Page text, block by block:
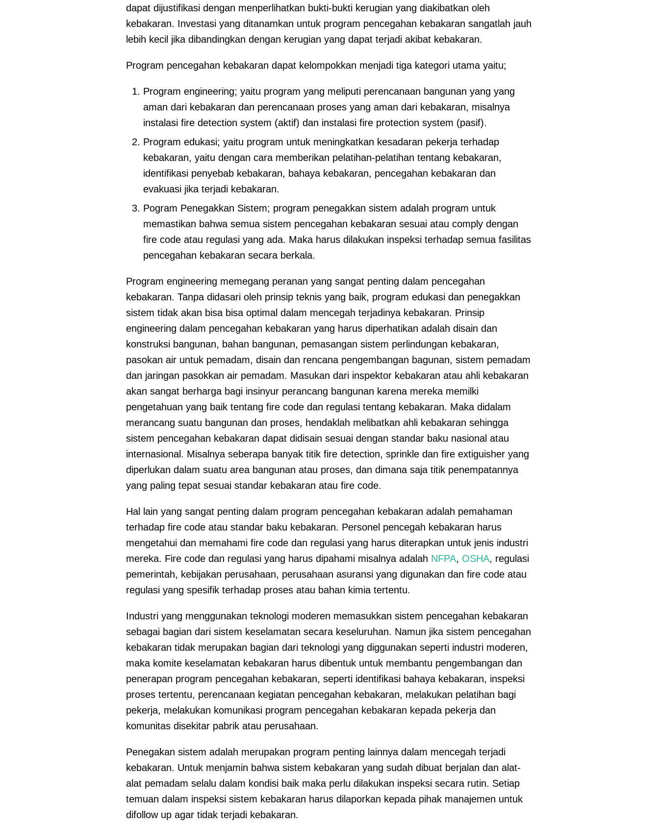
dapat dijustifikasi dengan menperlihatkan bukti-bukti kerugian yang diakibatkan oleh
kebakaran. Investasi yang ditanamkan untuk program pencegahan kebakaran sangatlah jauh
lebih kecil jika dibandingkan dengan kerugian yang dapat terjadi akibat kebakaran.
Program pencegahan kebakaran dapat kelompokkan menjadi tiga kategori utama yaitu;
Program engineering; yaitu program yang meliputi perencanaan bangunan yang yang
aman dari kebakaran dan perencanaan proses yang aman dari kebakaran, misalnya
instalasi fire detection system (aktif) dan instalasi fire protection system (pasif).
Program edukasi; yaitu program untuk meningkatkan kesadaran pekerja terhadap
kebakaran, yaitu dengan cara memberikan pelatihan-pelatihan tentang kebakaran,
identifikasi penyebab kebakaran, bahaya kebakaran, pencegahan kebakaran dan
evakuasi jika terjadi kebakaran.
Pogram Penegakkan Sistem; program penegakkan sistem adalah program untuk
memastikan bahwa semua sistem pencegahan kebakaran sesuai atau comply dengan
fire code atau regulasi yang ada. Maka harus dilakukan inspeksi terhadap semua fasilitas
pencegahan kebakaran secara berkala.
Program engineering memegang peranan yang sangat penting dalam pencegahan
kebakaran. Tanpa didasari oleh prinsip teknis yang baik, program edukasi dan penegakkan
sistem tidak akan bisa bisa optimal dalam mencegah terjadinya kebakaran. Prinsip
engineering dalam pencegahan kebakaran yang harus diperhatikan adalah disain dan
konstruksi bangunan, bahan bangunan, pemasangan sistem perlindungan kebakaran,
pasokan air untuk pemadam, disain dan rencana pengembangan bagunan, sistem pemadam
dan jaringan pasokkan air pemadam. Masukan dari inspektor kebakaran atau ahli kebakaran
akan sangat berharga bagi insinyur perancang bangunan karena mereka memilki
pengetahuan yang baik tentang fire code dan regulasi tentang kebakaran. Maka didalam
merancang suatu bangunan dan proses, hendaklah melibatkan ahli kebakaran sehingga
sistem pencegahan kebakaran dapat didisain sesuai dengan standar baku nasional atau
internasional. Misalnya seberapa banyak titik fire detection, sprinkle dan fire extiguisher yang
diperlukan dalam suatu area bangunan atau proses, dan dimana saja titik penempatannya
yang paling tepat sesuai standar kebakaran atau fire code.
Hal lain yang sangat penting dalam program pencegahan kebakaran adalah pemahaman
terhadap fire code atau standar baku kebakaran. Personel pencegah kebakaran harus
mengetahui dan memahami fire code dan regulasi yang harus diterapkan untuk jenis industri
mereka. Fire code dan regulasi yang harus dipahami misalnya adalah NFPA, OSHA, regulasi
pemerintah, kebijakan perusahaan, perusahaan asuransi yang digunakan dan fire code atau
regulasi yang spesifik terhadap proses atau bahan kimia tertentu.
Industri yang menggunakan teknologi moderen memasukkan sistem pencegahan kebakaran
sebagai bagian dari sistem keselamatan secara keseluruhan. Namun jika sistem pencegahan
kebakaran tidak merupakan bagian dari teknologi yang diggunakan seperti industri moderen,
maka komite keselamatan kebakaran harus dibentuk untuk membantu pengembangan dan
penerapan program pencegahan kebakaran, seperti identifikasi bahaya kebakaran, inspeksi
proses tertentu, perencanaan kegiatan pencegahan kebakaran, melakukan pelatihan bagi
pekerja, melakukan komunikasi program pencegahan kebakaran kepada pekerja dan
komunitas disekitar pabrik atau perusahaan.
Penegakan sistem adalah merupakan program penting lainnya dalam mencegah terjadi
kebakaran. Untuk menjamin bahwa sistem kebakaran yang sudah dibuat berjalan dan alat-
alat pemadam selalu dalam kondisi baik maka perlu dilakukan inspeksi secara rutin. Setiap
temuan dalam inspeksi sistem kebakaran harus dilaporkan kepada pihak manajemen untuk
difollow up agar tidak terjadi kebakaran.